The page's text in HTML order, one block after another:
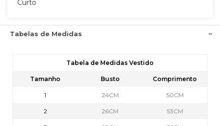
Curto
Tabelas de Medidas
Tabela de Medidas Vestido
Tamanho Busto Comprimento
1 24CM 50CM
2 26CM 53CM